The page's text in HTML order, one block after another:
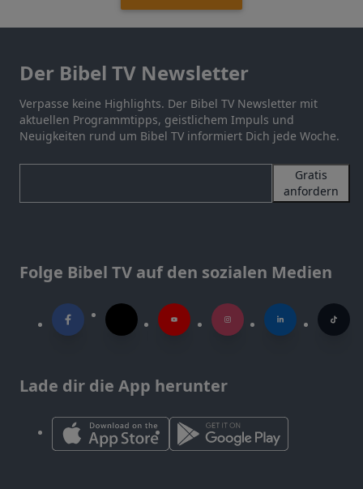
Der Bibel TV Newsletter
Verpasse keine Highlights. Der Bibel TV Newsletter mit
aktuellen Programmtipps, geistlichem Impuls und
Neuigkeiten rund um Bibel TV informiert Dich jede Woche.
Gratis
anfordern
Folge Bibel TV auf den sozialen Medien
Lade dir die App herunter